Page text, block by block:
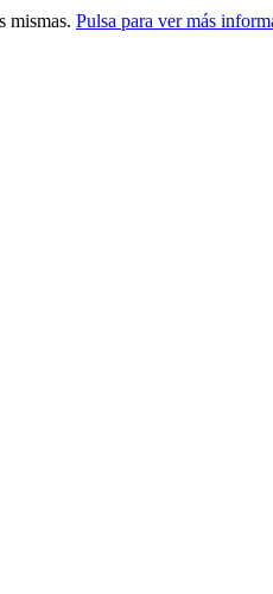
mismas. Pulsa para ver más